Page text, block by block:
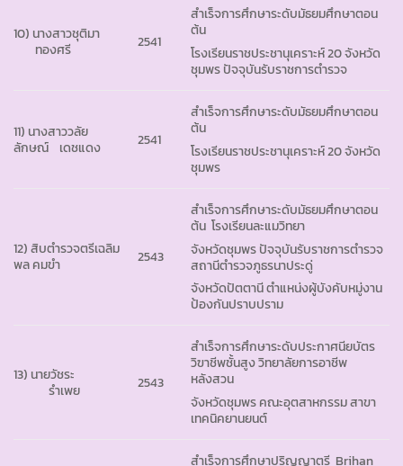
10) นางสาวชุติมา
ทองศรี
2541
สำเร็จการศึกษาระดับมัธยมศึกษาตอน
ต้น
โรงเรียนราชประชานุเคราะห์ 20 จังหวัด
ชุมพร ปัจจุบันรับราชการตำรวจ
11) นางสาววลัย
ลักษณ์ เดชแดง
2541
สำเร็จการศึกษาระดับมัธยมศึกษาตอน
ต้น
โรงเรียนราชประชานุเคราะห์ 20 จังหวัด
ชุมพร
12) สิบตำรวจตรีเฉลิม
พล คมขำ
2543
สำเร็จการศึกษาระดับมัธยมศึกษาตอน
ต้น โรงเรียนละแมวิทยา
จังหวัดชุมพร ปัจจุบันรับราชการตำรวจ
สถานีตำรวจภูธรนาประดู่
จังหวัดปัตตานี ตำแหน่งผู้บังคับหมู่งาน
ป้องกันปราบปราม
13) นายวัชระ
รำเพย
2543
สำเร็จการศึกษาระดับประกาศนียบัตร
วิฃาชีพชั้นสูง วิทยาลัยการอาชีพ
หลังสวน
จังหวัดชุมพร คณะอุตสาหกรรม สาขา
เทคนิคยานยนต์
สำเร็จการศึกษาปริญญาตรี Brihan